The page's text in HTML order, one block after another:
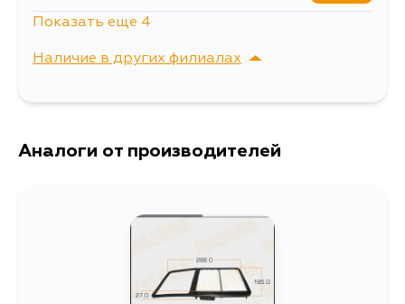
18 августа 571
Показать еще 4
Наличие в других филиалах
г. Владивосток,
Аналоги от производителей